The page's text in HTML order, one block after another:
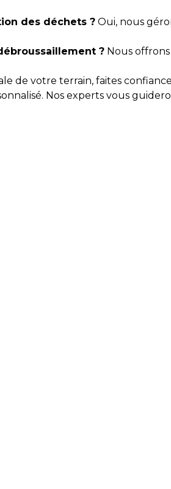
des déchets ? Oui, nous
? Nous offrons
votre terrain, faites confiance
Nos experts vous